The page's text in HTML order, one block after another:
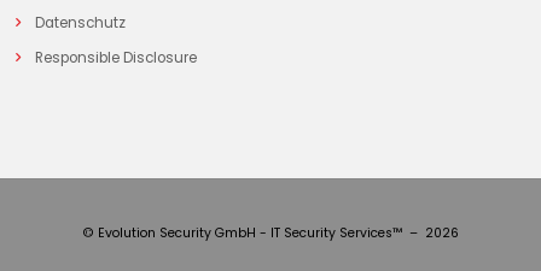
Datenschutz
Responsible Disclosure
© Evolution Security GmbH - IT Security Services™ – 2026